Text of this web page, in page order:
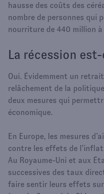
hausse des coûts des
nombre de personnes qui
nourriture de 440 million à
La récession
Oui. Évidemment un
relâchement de la
deux mesures qui
économique.
En Europe, les mesures
contre les effets de
Au Royaume-Uni et aux
successives des taux
faire sentir leurs effets